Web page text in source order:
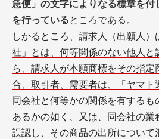
急便」の文字によりなる標章を付
を行っているところである。
しかるところ、請求人（出願人）
社」とは、何等関係のない他人と
ら、請求人が本願商標をその指
合、取引者、需要者は、「ヤマト
同会社と何等かの関係を有する
あるかの如く、又は、同会社の業
誤認し、その商品の出所について